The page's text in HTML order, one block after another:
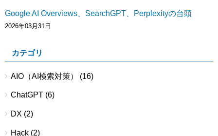
Google AI Overviews、SearchGPT、Perplexityの台頭
2026年03月31日
カテゴリ
AIO（AI検索対策） (16)
ChatGPT (6)
DX (2)
Hack (2)